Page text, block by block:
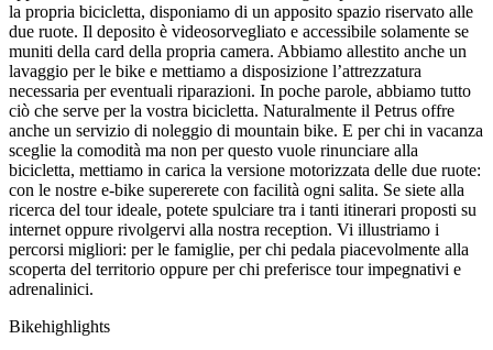
la propria bicicletta, disponiamo di un apposito spazio riservato alle
due ruote. Il deposito è videosorvegliato e accessibile solamente se
muniti della card della propria camera. Abbiamo allestito anche un
lavaggio per le bike e mettiamo a disposizione l’attrezzatura
necessaria per eventuali riparazioni. In poche parole, abbiamo tutto
ciò che serve per la vostra bicicletta. Naturalmente il Petrus offre
anche un servizio di noleggio di mountain bike. E per chi in vacanza
sceglie la comodità ma non per questo vuole rinunciare alla
bicicletta, mettiamo in carica la versione motorizzata delle due ruote:
con le nostre e-bike supererete con facilità ogni salita. Se siete alla
ricerca del tour ideale, potete spulciare tra i tanti itinerari proposti su
internet oppure rivolgervi alla nostra reception. Vi illustriamo i
percorsi migliori: per le famiglie, per chi pedala piacevolmente alla
scoperta del territorio oppure per chi preferisce tour impegnativi e
adrenalinici.
Bikehighlights